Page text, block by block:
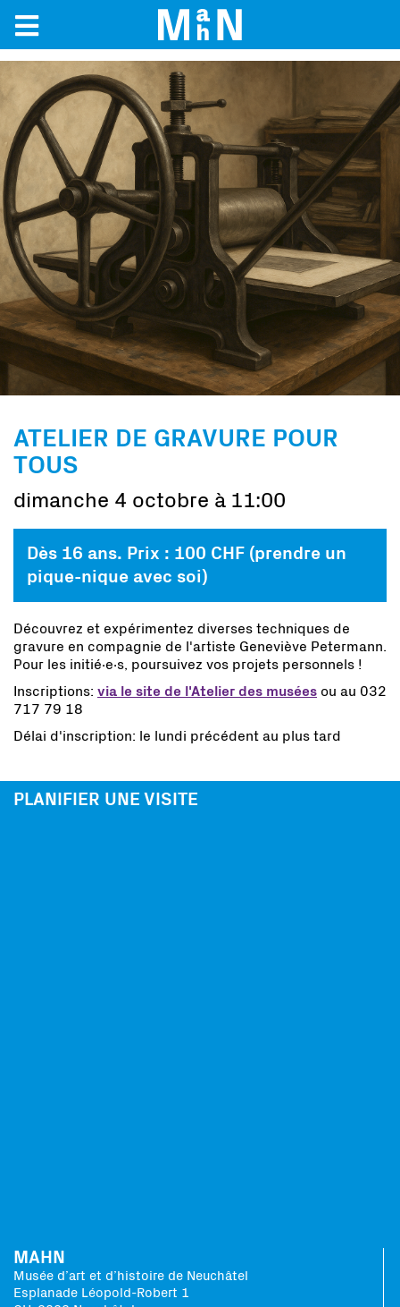
ATELIER DE GRAVURE POUR
TOUS
dimanche 4 octobre à 11:00
Dès 16 ans. Prix : 100 CHF (prendre un
pique-nique avec soi)
Découvrez et expérimentez diverses techniques de
gravure en compagnie de l'artiste Geneviève Petermann.
Pour les initié∙e∙s, poursuivez vos projets personnels !
Inscriptions: via le site de l'Atelier des musées ou au 032
717 79 18
Délai d'inscription: le lundi précédent au plus tard
PLANIFIER UNE VISITE
MAHN
Musée d’art et d’histoire de Neuchâtel
Esplanade Léopold-Robert 1